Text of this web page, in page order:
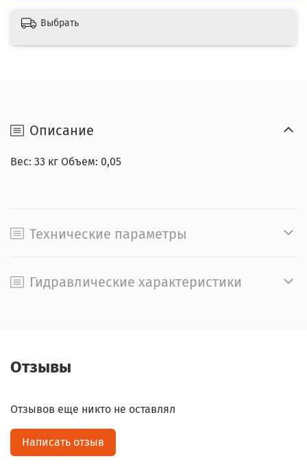
Выбрать
Описание
Вес: 33 кг Объем: 0,05
Технические параметры
Гидравлические характеристики
Отзывы
Отзывов еще никто не оставлял
Написать отзыв